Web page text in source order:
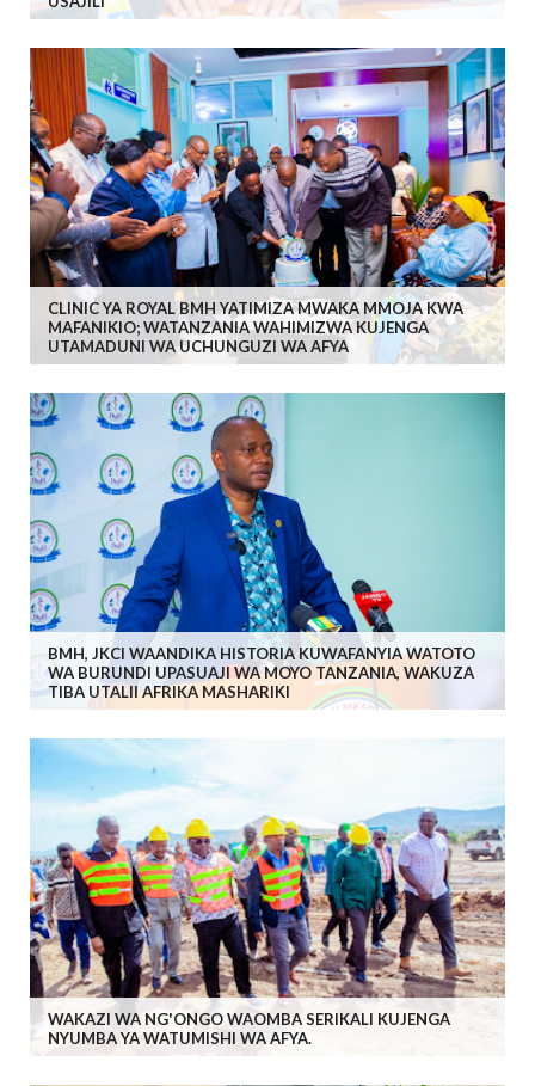
CLINIC YA ROYAL BMH YATIMIZA MWAKA MMOJA KWA
MAFANIKIO; WATANZANIA WAHIMIZWA KUJENGA
UTAMADUNI WA UCHUNGUZI WA AFYA
BMH, JKCI WAANDIKA HISTORIA KUWAFANYIA WATOTO
WA BURUNDI UPASUAJI WA MOYO TANZANIA, WAKUZA
TIBA UTALII AFRIKA MASHARIKI
WAKAZI WA NG'ONGO WAOMBA SERIKALI KUJENGA
NYUMBA YA WATUMISHI WA AFYA.